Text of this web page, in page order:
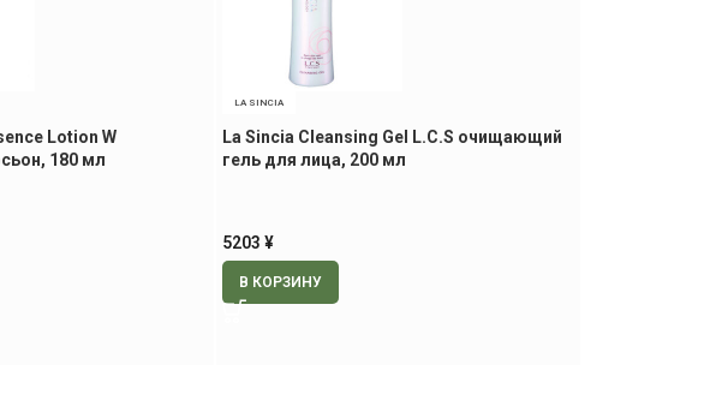
Lotion W
180 мл
LA SINCIA
La Sincia Cleansing Gel L.C.S очищающий
гель для лица, 200 мл
5203 ¥
В КОРЗИНУ